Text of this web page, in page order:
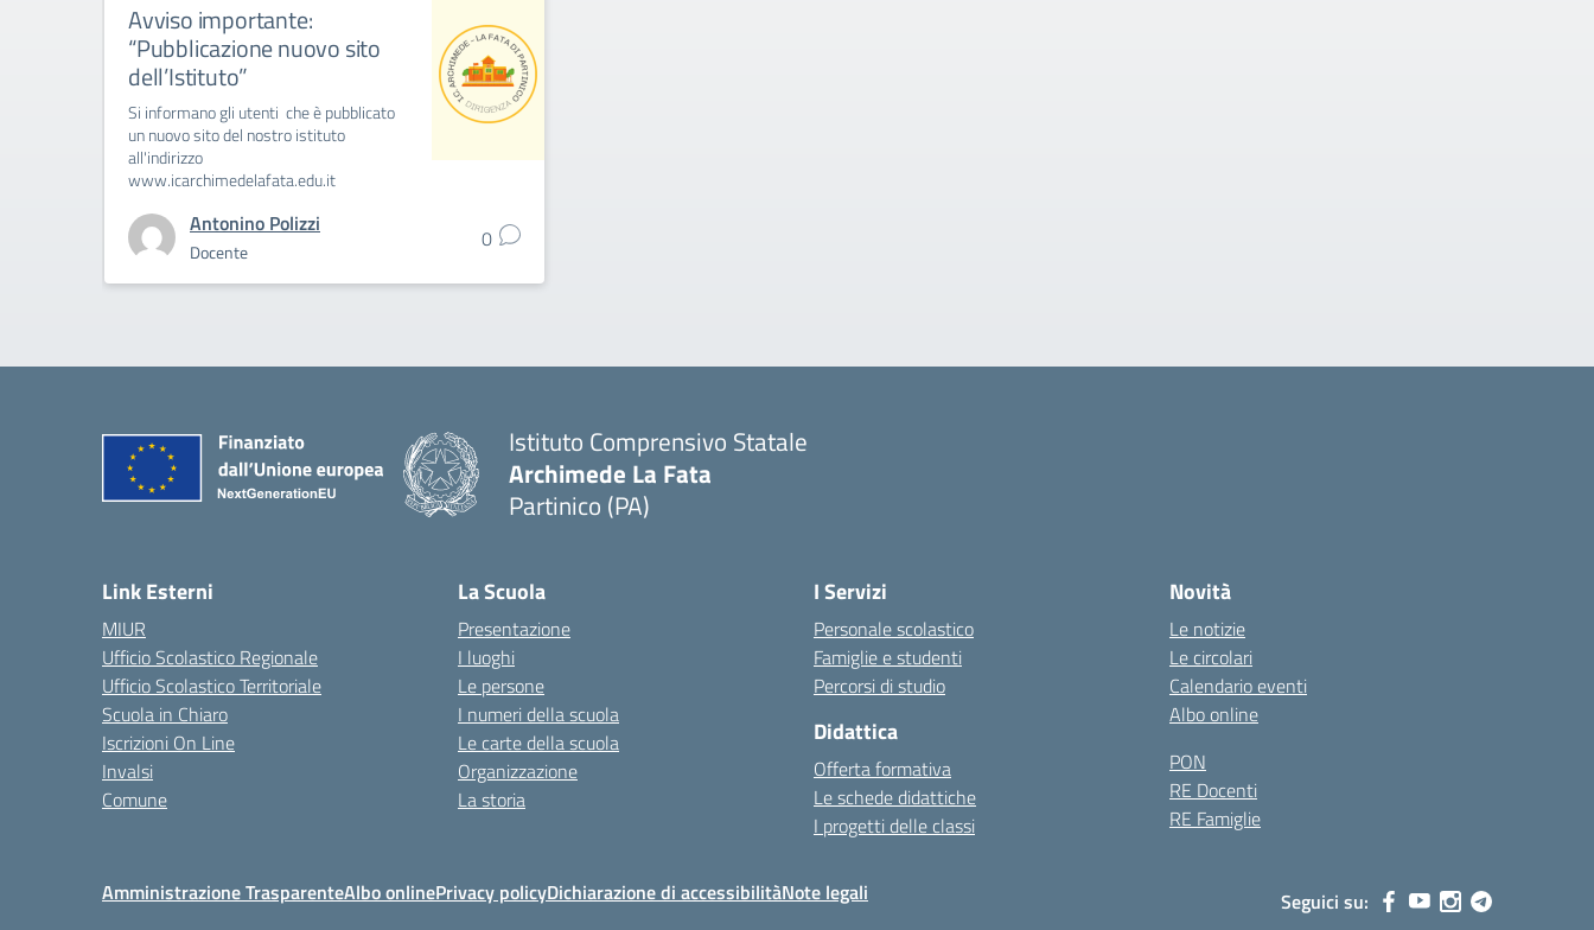
Avviso importante:
“Pubblicazione nuovo sito
dell’Istituto”
Si informano gli utenti che è pubblicato
un nuovo sito del nostro istituto
all'indirizzo
www.icarchimedelafata.edu.it
Antonino Polizzi
Docente 0
Istituto Comprensivo Statale
Archimede La Fata
Partinico (PA)
Link Esterni
MIUR
Ufficio Scolastico Regionale
Ufficio Scolastico Territoriale
Scuola in Chiaro
Iscrizioni On Line
Invalsi
Comune
La Scuola
Presentazione
I luoghi
Le persone
I numeri della scuola
Le carte della scuola
Organizzazione
La storia
I Servizi
Personale scolastico
Famiglie e studenti
Percorsi di studio
Didattica
Offerta formativa
Le schede didattiche
I progetti delle classi
Novità
Le notizie
Le circolari
Calendario eventi
Albo online
PON
RE Docenti
RE Famiglie
Amministrazione TrasparenteAlbo onlinePrivacy policyDichiarazione di accessibilitàNote legali Seguici su: